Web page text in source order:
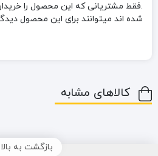
.فقط مشتریانی که این محصول را
شده اند میتوانند برای این محصول
کالاهای مشابه
بازگشت به بالا